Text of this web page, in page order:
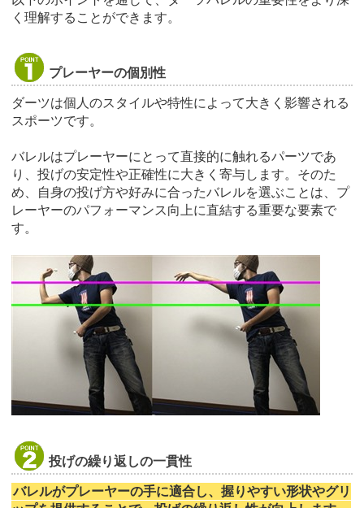
く理解することができます。
プレーヤーの個別性
ダーツは個人のスタイルや特性によって大きく影響される
スポーツです。
バレルはプレーヤーにとって直接的に触れるパーツであ
り、投げの安定性や正確性に大きく寄与します。そのた
め、自身の投げ方や好みに合ったバレルを選ぶことは、プ
レーヤーのパフォーマンス向上に直結する重要な要素で
す。
投げの繰り返しの一貫性
バレルがプレーヤーの手に適合し、握りやすい形状やグリ